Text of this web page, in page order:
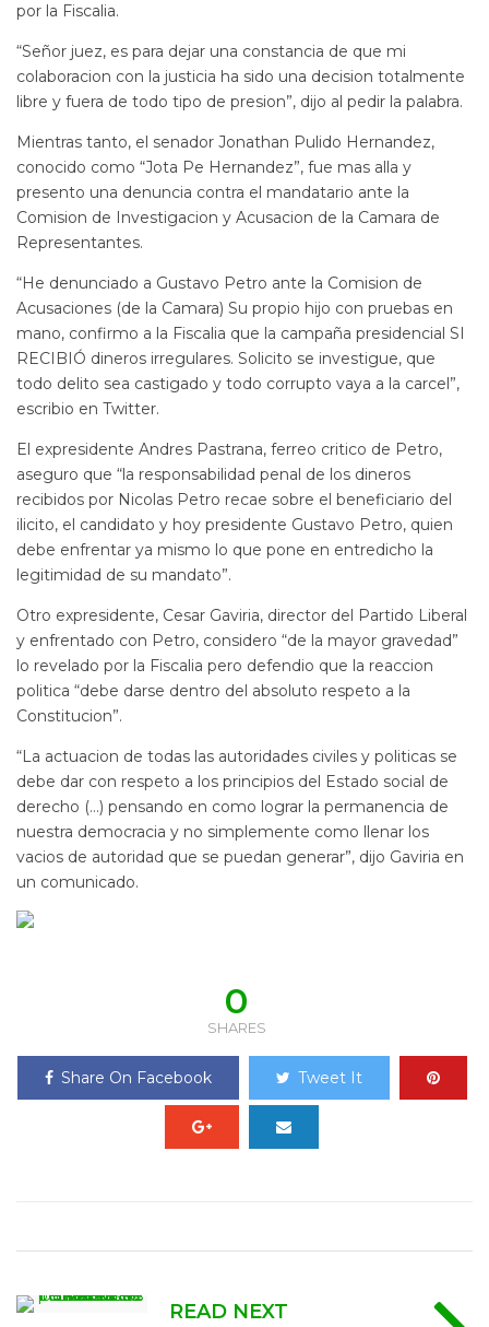
por la Fiscalia.
“Señor juez, es para dejar una constancia de que mi
colaboracion con la justicia ha sido una decision totalmente
libre y fuera de todo tipo de presion”, dijo al pedir la palabra.
Mientras tanto, el senador Jonathan Pulido Hernandez,
conocido como “Jota Pe Hernandez”, fue mas alla y
presento una denuncia contra el mandatario ante la
Comision de Investigacion y Acusacion de la Camara de
Representantes.
“He denunciado a Gustavo Petro ante la Comision de
Acusaciones (de la Camara) Su propio hijo con pruebas en
mano, confirmo a la Fiscalia que la campaña presidencial SI
RECIBIÓ dineros irregulares. Solicito se investigue, que
todo delito sea castigado y todo corrupto vaya a la carcel”,
escribio en Twitter.
El expresidente Andres Pastrana, ferreo critico de Petro,
aseguro que “la responsabilidad penal de los dineros
recibidos por Nicolas Petro recae sobre el beneficiario del
ilicito, el candidato y hoy presidente Gustavo Petro, quien
debe enfrentar ya mismo lo que pone en entredicho la
legitimidad de su mandato”.
Otro expresidente, Cesar Gaviria, director del Partido Liberal
y enfrentado con Petro, considero “de la mayor gravedad”
lo revelado por la Fiscalia pero defendio que la reaccion
politica “debe darse dentro del absoluto respeto a la
Constitucion”.
“La actuacion de todas las autoridades civiles y politicas se
debe dar con respeto a los principios del Estado social de
derecho (…) pensando en como lograr la permanencia de
nuestra democracia y no simplemente como llenar los
vacios de autoridad que se puedan generar”, dijo Gaviria en
un comunicado.
0
SHARES
Share On Facebook Tweet It
READ NEXT